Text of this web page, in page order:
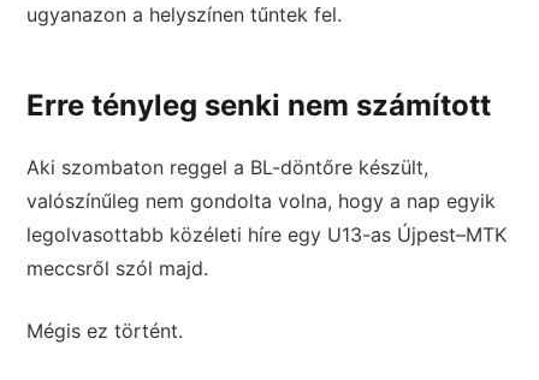
ugyanazon a helyszínen tűntek fel.
Erre tényleg senki nem számított
Aki szombaton reggel a BL-döntőre készült,
valószínűleg nem gondolta volna, hogy a nap egyik
legolvasottabb közéleti híre egy U13-as Újpest–MTK
meccsről szól majd.
Mégis ez történt.